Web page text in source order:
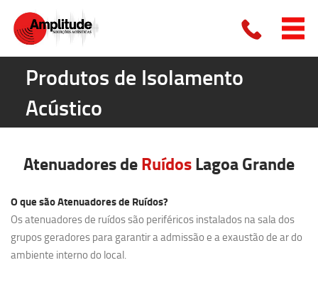
Produtos de Isolamento
Acústico
Atenuadores deRuídosLagoa Grande
O que são Atenuadores de Ruídos?
Os atenuadores de ruídos são periféricos instalados na sala dos
grupos geradores para garantir a admissão e a exaustão de ar do
ambiente interno do local.